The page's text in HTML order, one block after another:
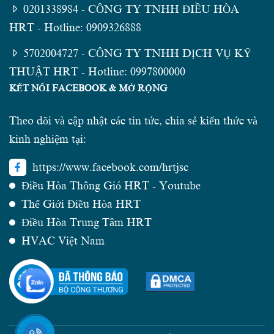
0201338984 - CÔNG TY TNHH ĐIỀU HÒA
HRT - Hotline: 0909326888
5702004727 - CÔNG TY TNHH DỊCH VỤ KỸ
THUẬT HRT - Hotline: 0997800000
KẾT NỐI FACEBOOK & MỞ RỘNG
Theo dõi và cập nhật các tin tức, chia sẻ kiến thức và
kinh nghiệm tại:
https://www.facebook.com/hrtjsc
Điều Hòa Thông Gió HRT - Youtube
Thế Giới Điều Hòa HRT
Điều Hòa Trung Tâm HRT
HVAC Việt Nam